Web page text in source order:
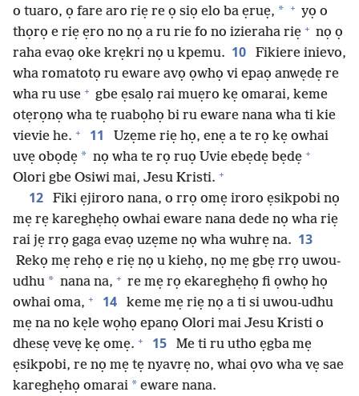
o tuaro, ọ fare aro riẹ re ọ siọ elo ba ẹruẹ, * + yọ o
thọrọ e riẹ ẹro no nọ a ru rie fo no izieraha riẹ + nọ ọ
raha evaọ oke krẹkri nọ u kpemu. 10
Fikiere inievo,
wha romatotọ ru eware avọ ọwhọ vi epaọ anwẹdẹ re
wha ru use + gbe ẹsalọ rai muẹro kẹ omarai, keme
otẹrọnọ wha tẹ ruabọhọ bi ru eware nana wha ti kie
vievie he. + 11
Uzẹme riẹ họ, enẹ a te rọ kẹ owhai
uvẹ obọdẹ * nọ wha te rọ ruọ Uvie ebẹdẹ bẹdẹ +
Olori gbe Osiwi mai, Jesu Kristi. +
12
Fiki ẹjiroro nana, o rrọ omẹ iroro ẹsikpobi nọ
mẹ rẹ kareghẹhọ owhai eware nana dede nọ wha riẹ
rai jẹ rrọ gaga evaọ uzẹme nọ wha wuhrẹ na. 13
Rekọ mẹ rehọ e riẹ nọ u kiehọ, nọ mẹ gbẹ rrọ uwou-
udhu * nana na, + re mẹ rọ ekareghẹhọ fi ọwhọ họ
owhai oma, + 14
keme mẹ riẹ nọ a ti si uwou-udhu
mẹ na no kẹle wọhọ epanọ Olori mai Jesu Kristi o
dhesẹ vevẹ kẹ omẹ. + 15
Me ti ru utho ẹgba mẹ
ẹsikpobi, re nọ mẹ tẹ nyavrẹ no, whai ọvo wha vẹ sae
kareghẹhọ omarai * eware nana.